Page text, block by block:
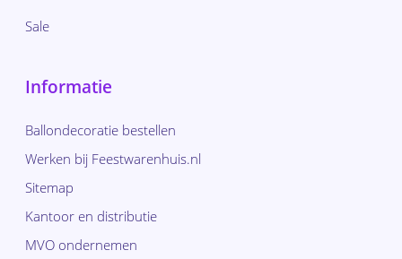
Sale
Informatie
Ballondecoratie bestellen
Werken bij Feestwarenhuis.nl
Sitemap
Kantoor en distributie
MVO ondernemen